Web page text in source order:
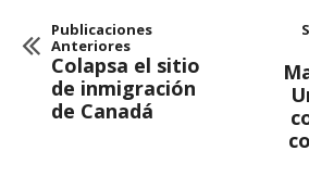
Publicaciones
Anteriores
Colapsa el sitio
de inmigración
de Canadá